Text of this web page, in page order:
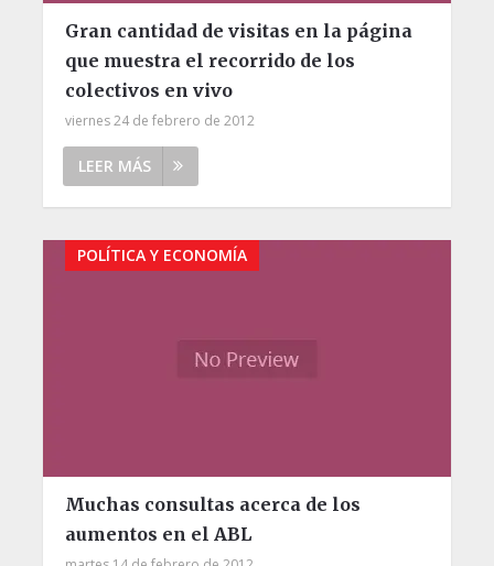
Gran cantidad de visitas en la página
que muestra el recorrido de los
colectivos en vivo
viernes 24 de febrero de 2012
LEER MÁS
POLÍTICA Y ECONOMÍA
Muchas consultas acerca de los
aumentos en el ABL